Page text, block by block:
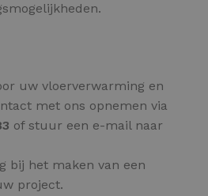
uw vloerverwarming en
met ons opnemen via
of stuur een e-mail naar
bij het maken van een
project.